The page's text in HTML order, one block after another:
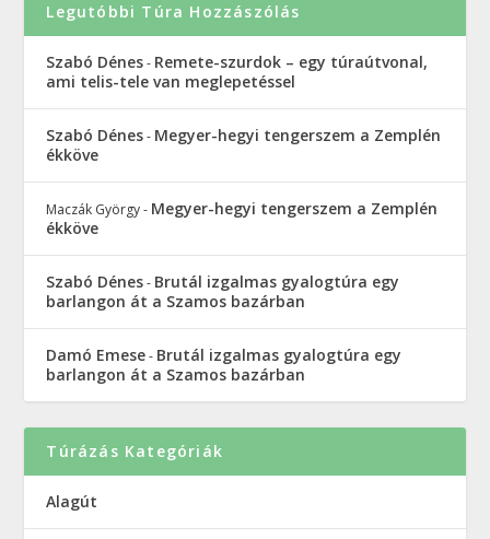
Legutóbbi Túra Hozzászólás
Szabó Dénes- Remete-szurdok – egy túraútvonal,
ami telis-tele van meglepetéssel
Szabó Dénes- Megyer-hegyi tengerszem a Zemplén
ékköve
Maczák György- Megyer-hegyi tengerszem a Zemplén
ékköve
Szabó Dénes- Brutál izgalmas gyalogtúra egy
barlangon át a Szamos bazárban
Damó Emese- Brutál izgalmas gyalogtúra egy
barlangon át a Szamos bazárban
Túrázás Kategóriák
Alagút